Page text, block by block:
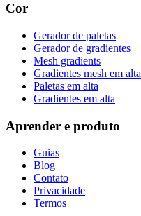
Cor
Gerador de paletas
Gerador de gradientes
Mesh gradients
Gradientes mesh em alta
Paletas em alta
Gradientes em alta
Aprender e produto
Guias
Blog
Contato
Privacidade
Termos